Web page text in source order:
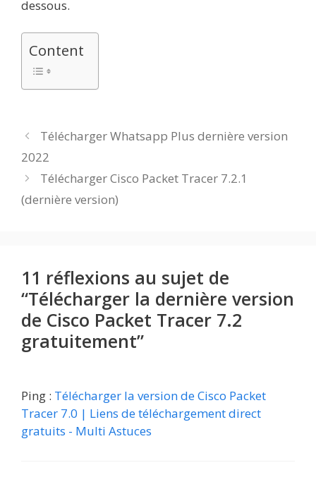
dessous.
Content
Télécharger Whatsapp Plus dernière version
2022
Télécharger Cisco Packet Tracer 7.2.1
(dernière version)
11 réflexions au sujet de
“Télécharger la dernière version
de Cisco Packet Tracer 7.2
gratuitement”
Ping : Télécharger la version de Cisco Packet
Tracer 7.0 | Liens de téléchargement direct
gratuits - Multi Astuces